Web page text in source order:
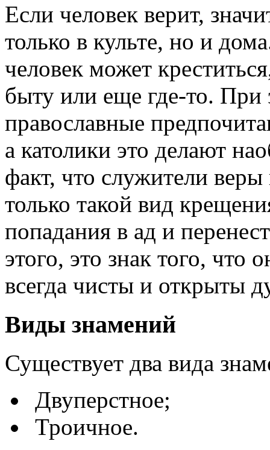
Если человек верит,
только в культе, но и
человек может
быту или еще где-то. При
православные
а католики это делают
факт, что служители
только такой вид
попадания в ад и
этого, это знак того, что
всегда чисты и открыты
Виды знамений
Существует два вида
Двуперстное;
Троичное.